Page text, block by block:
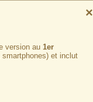
×
version au 1er
et inclut